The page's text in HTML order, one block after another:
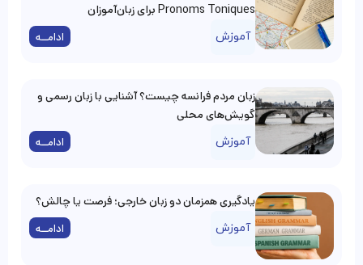
Pronoms Toniques برای زبان‌آموزان
آموزش ادامــه
زبان مردم فرانسه چیست؟ آشنایی با زبان رسمی و
گویش‌های محلی
آموزش ادامــه
یادگیری همزمان دو زبان خارجی؛ فرصت یا چالش؟
آموزش ادامــه